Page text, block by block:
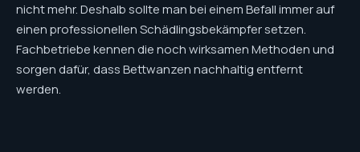
nicht mehr. Deshalb sollte man bei einem Befall immer auf
einen professionellen Schädlingsbekämpfer setzen.
Fachbetriebe kennen die noch wirksamen Methoden und
sorgen dafür, dass Bettwanzen nachhaltig entfernt
werden.